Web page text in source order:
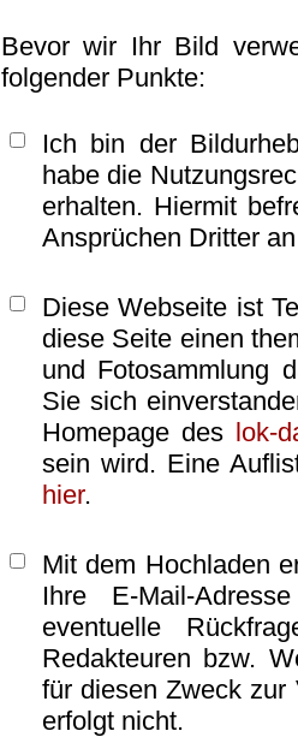
Bevor wir Ihr Bild
folgender Punkte:
Ich bin der
habe die
erhalten. Hiermit
Ansprüchen Dritter
Diese Webseite ist
diese Seite einen
und Fotosammlung
Sie sich
Homepage des lok-
sein wird. Eine
hier.
Mit dem Hochladen
Ihre E-Mail-
eventuelle
Redakteuren bzw.
für diesen Zweck zur
erfolgt nicht.